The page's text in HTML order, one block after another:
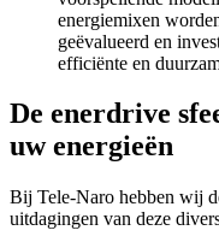
energiemixen
geëvalueerd en
efficiënte en
De enerdrive
uw energieën
Bij Tele-Naro hebben wij
uitdagingen van deze